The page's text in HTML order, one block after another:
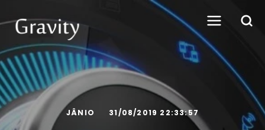
JÂNIO 31/08/2019 22:33:57